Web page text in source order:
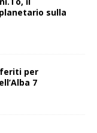
sulla
per
7